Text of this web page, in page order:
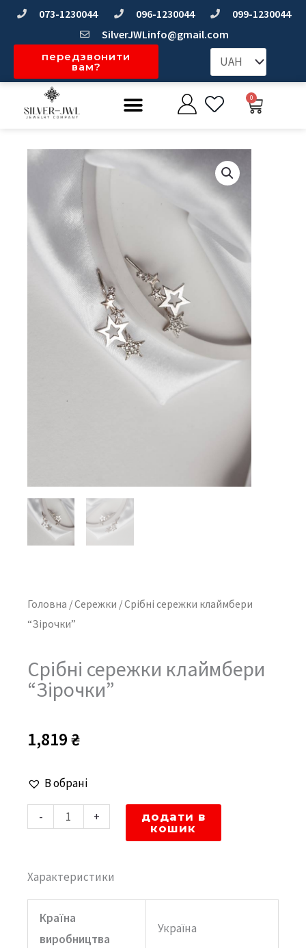
Перейти073-1230044 096-1230044
099-1230044
SilverJWLinfo@gmail.com
передзвонити
вам?
Меню 0
Головна /Сережки / Срібні сережки клаймбери
“Зірочки”
Срібні сережки клаймбери
“Зірочки”
1,819₴
В обрані
-
Срібні
сережки
клаймбери
+
додати в
кошик
Характеристики
Країна
виробництва
Україна